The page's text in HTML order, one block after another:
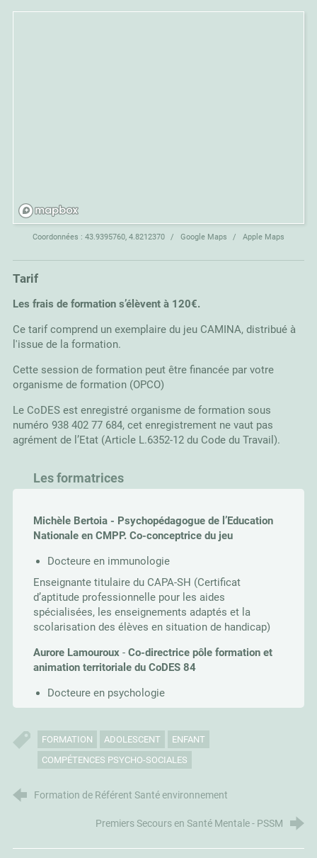
Coordonnées : 43.9395760, 4.8212370 Google Maps Apple Maps
Tarif
Les frais de formation s’élèvent à 120€.
Ce tarif comprend un exemplaire du jeu CAMINA, distribué à
l'issue de la formation.
Cette session de formation peut être financée par votre
organisme de formation (OPCO)
Le CoDES est enregistré organisme de formation sous
numéro 938 402 77 684, cet enregistrement ne vaut pas
agrément de l’Etat (Article L.6352-12 du Code du Travail).
Les formatrices
Michèle Bertoia - Psychopédagogue de l’Education
Nationale en CMPP. Co-conceptrice du jeu
Docteure en immunologie
Enseignante titulaire du CAPA-SH (Certificat
d’aptitude professionnelle pour les aides
spécialisées, les enseignements adaptés et la
scolarisation des élèves en situation de handicap)
Aurore Lamouroux- Co-directrice pôle formation et
animation territoriale du CoDES 84
Docteure en psychologie
FORMATION ADOLESCENT
ENFANT
COMPÉTENCES PSYCHO-SOCIALES
Formation de Référent Santé environnement
Premiers Secours en Santé Mentale - PSSM